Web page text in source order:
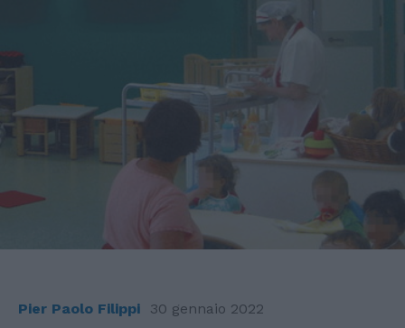
Pier Paolo Filippi 30 gennaio 2022